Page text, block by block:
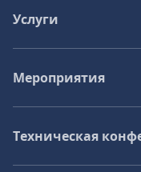
Услуги
Мероприятия
Техническая